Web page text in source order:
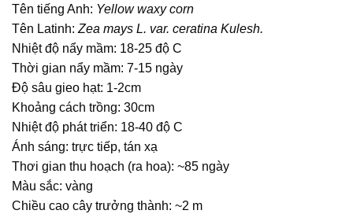
Tên tiếng Anh: Yellow waxy corn
Tên Latinh: Zea mays L. var. ceratina Kulesh.
Nhiệt độ nẩy mầm: 18-25 độ C
Thời gian nẩy mầm: 7-15 ngày
Độ sâu gieo hạt: 1-2cm
Khoảng cách trồng: 30cm
Nhiệt độ phát triển: 18-40 độ C
Ánh sáng: trực tiếp, tán xạ
Thơi gian thu hoạch (ra hoa): ~85 ngày
Màu sắc: vàng
Chiều cao cây trưởng thành: ~2 m